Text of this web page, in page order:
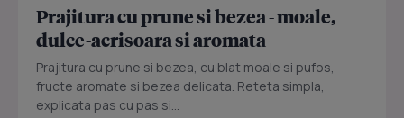
Prajitura cu prune si bezea - moale,
dulce-acrisoara si aromata
Prajitura cu prune si bezea, cu blat moale si pufos,
fructe aromate si bezea delicata. Reteta simpla,
explicata pas cu pas si...